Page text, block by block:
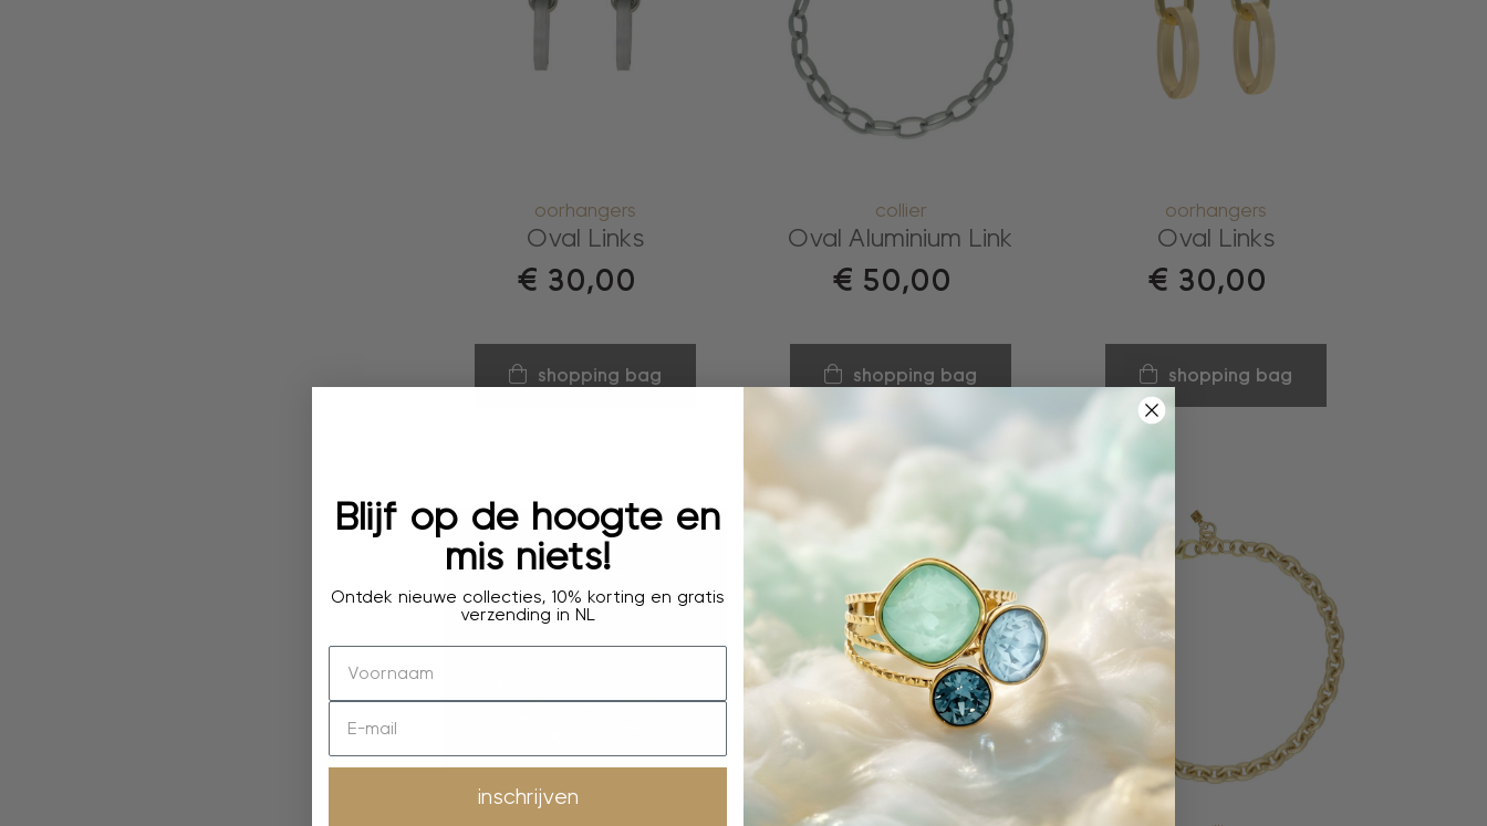
oorhangers
Oval Links
€ 30,00
shopping bag
collier
Oval Aluminium Link
€ 50,00
shopping bag
oorhangers
Oval Links
€ 30,00
shopping bag
Blijf op de hoogte en
mis niets!
Ontdek nieuwe collecties, 10% korting en gratis
verzending in NL
inschrijven